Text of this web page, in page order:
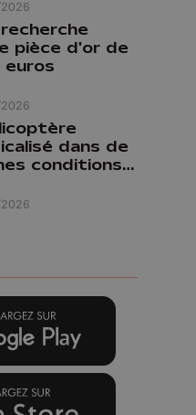
pièce d'or de
dans de
conditions à